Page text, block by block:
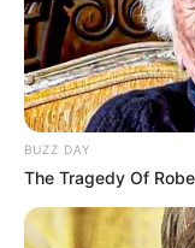
BUZZ DAY
The Tragedy Of